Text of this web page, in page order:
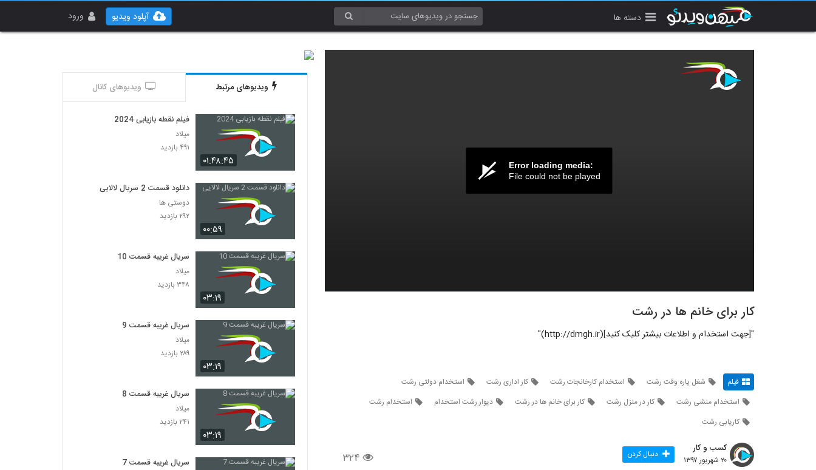
دسته ها ورود آپلود ویدیو
Error loading media:
File could not be played
کار برای خانم ها در رشت
"[جهت استخدام و اطلاعات بیشتر کلیک کنید](http://dmgh.ir)"
فیلم شغل پاره وقت رشت استخدام کارخانجات رشت کار اداری رشت
استخدام دولتی رشت
استخدام منشی رشت
کار در منزل رشت کار برای خانم ها در رشت دیوار رشت استخدام
استخدام رشت
کاریابی رشت
۳۲۴
کسب و کار
۲۰ شهریور ۱۳۹۷ دنبال کردن
ویدیوهای مرتبط ویدیوهای کانال
۰۱:۴۸:۴۵
فیلم نقطه بازیابی 2024
میلاد
۴۹۱ بازدید
۰۰:۵۹
دانلود قسمت 2 سریال لالایی
دوستی ها
۲۹۲ بازدید
۰۳:۱۹
سریال غریبه قسمت 10
میلاد
۳۴۸ بازدید
۰۳:۱۹
سریال غریبه قسمت 9
میلاد
۲۸۹ بازدید
۰۳:۱۹
سریال غریبه قسمت 8
میلاد
۲۴۱ بازدید
سریال غریبه قسمت 7